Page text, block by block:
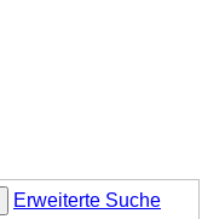
Erweiterte Suche